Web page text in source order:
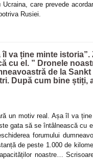
Ucraina, care prevede
Rusiei.
va ține minte
cu el. ” Dronele
de la
După cum bine știți,
un motiv real. Așa îl va
gata să se întâlnească cu
forumului
de peste 1.000 de
noastre…